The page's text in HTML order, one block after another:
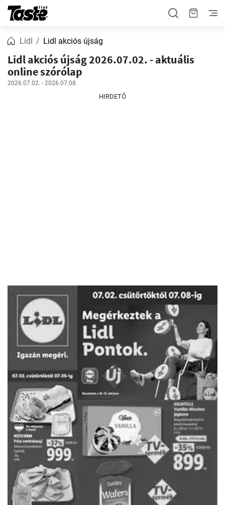
Lidl Lidl akciós újság
Lidl akciós újság 2026.07.02. - aktuális
online szórólap
2026.07.02. - 2026.07.08.
HIRDETŐ
HIRDETŐ
HIRDETŐ